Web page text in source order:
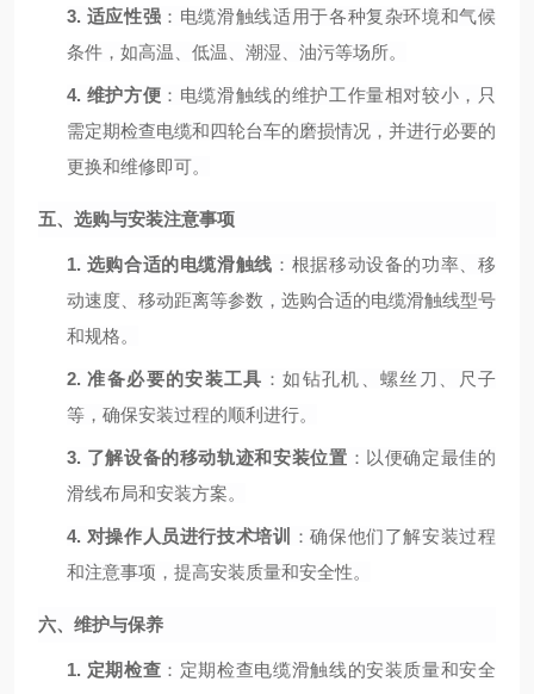
3. 适应性强 ：电缆滑触线适用于各种复杂环境和气候
条件，如高温、低温、潮湿、油污等场所。
4. 维护方便 ：电缆滑触线的维护工作量相对较小，只
需定期检查电缆和四轮台车的磨损情况，并进行必要的
更换和维修即可。
五、选购与安装注意事项
1. 选购合适的电缆滑触线 ：根据移动设备的功率、移
动速度、移动距离等参数，选购合适的电缆滑触线型号
和规格。
2.准备必要的安装工具 ：如钻孔机、螺丝刀、尺子
等，确保安装过程的顺利进行。
3. 了解设备的移动轨迹和安装位置 ：以便确定最佳的
滑线布局和安装方案。
4. 对操作人员进行技术培训
：确保他们了解安装过程
和注意事项，提高安装质量和安全性。
六、维护与保养
1. 定期检查 ：定期检查电缆滑触线的安装质量和安全